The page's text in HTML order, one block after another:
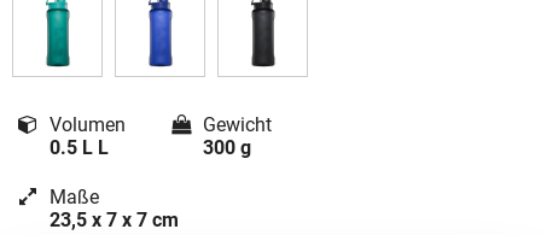
Volumen
0.5 L L
Gewicht
300 g
Maße
23,5 x 7 x 7 cm